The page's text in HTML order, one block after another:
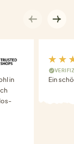
in
Ein